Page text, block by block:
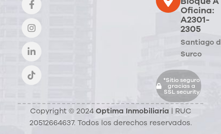
Oficina:
A2301-
2305
Santiago
Surco
*Sitio seguro
gracias a
SSL security
Copyright © 2024 Optima Inmobiliaria | RUC
20512664637. Todos los derechos reservados.